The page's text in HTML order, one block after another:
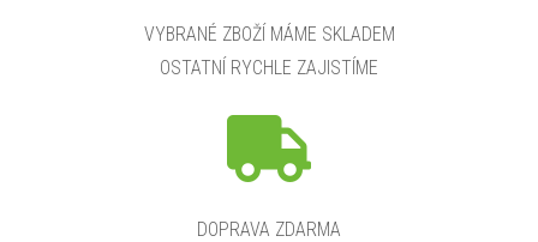
VYBRANÉ ZBOŽÍ MÁME SKLADEM
OSTATNÍ RYCHLE ZAJISTÍME
DOPRAVA ZDARMA